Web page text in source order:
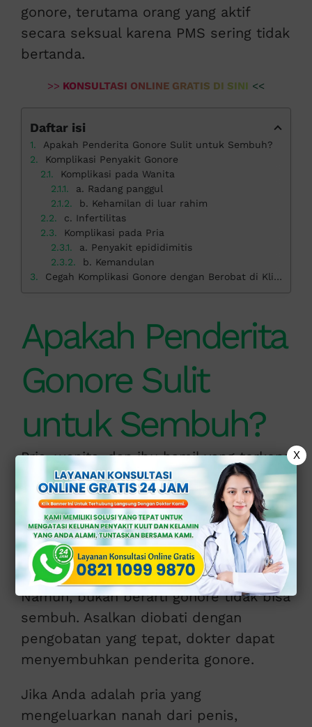
gonore, terutama orang yang aktif
secara seksual karena PMS sering tidak
bertanda.
>> KONSULTASI ONLINE GRATIS DI SINI <<
Daftar isi
Apakah Penderita Gonore Sulit untuk Sembuh?
Komplikasi Penyakit Gonore
Komplikasi pada Wanita
a. Radang panggul
b. Kehamilan di luar rahim
c. Infertilitas
Komplikasi pada Pria
a. Penyakit epididimitis
b. Kemandulan
Cegah Komplikasi Gonore dengan Berobat di Klinik Apollo
Apakah Penderita
Gonore Sulit
untuk Sembuh?
Pria, wanita, dan ibu hamil yang terkena
gonore, mungkin dapat mengalami
kesulitan dalam mencapai
kesembuhan. Kesulitan terjadi karena
beberapa strain bakteri infeksi ini sulit
dimatikan dengan obat tertentu.
Namun, bukan berarti gonore tidak bisa
sembuh. Asalkan diobati dengan
pengobatan yang tepat, dokter dapat
menyembuhkan penderita gonore.
Jika Anda adalah pria yang
mengeluarkan nanah dari penis,
X